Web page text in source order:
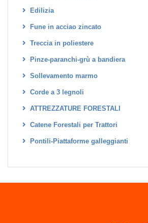
Edilizia
Fune in acciao zincato
Treccia in poliestere
Pinze-paranchi-grù a bandiera
Sollevamento marmo
Corde a 3 legnoli
ATTREZZATURE FORESTALI
Catene Forestali per Trattori
Pontili-Piattaforme galleggianti